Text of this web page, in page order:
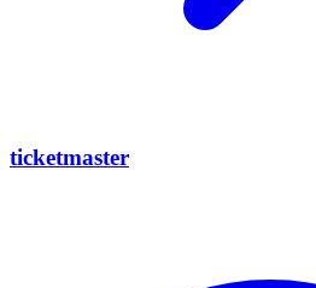
ticketmaster